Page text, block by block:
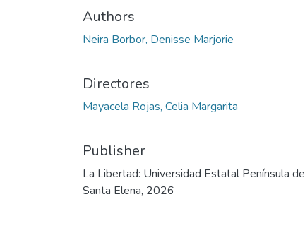
Authors
Neira Borbor, Denisse Marjorie
Directores
Mayacela Rojas, Celia Margarita
Publisher
La Libertad: Universidad Estatal Península de
Santa Elena, 2026